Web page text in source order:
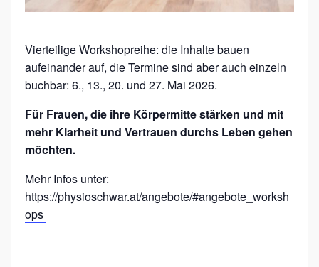
S
U
N
D
H
E
I
T
V
Vierteilige Workshopreihe: die Inhalte bauen
aufeinander auf, die Termine sind aber auch einzeln
buchbar: 6., 13., 20. und 27. Mai 2026.
Für Frauen, die ihre Körpermitte stärken und mit
mehr Klarheit und Vertrauen durchs Leben gehen
möchten.
Mehr Infos unter:
https://physioschwar.at/angebote/#angebote_worksh
ops